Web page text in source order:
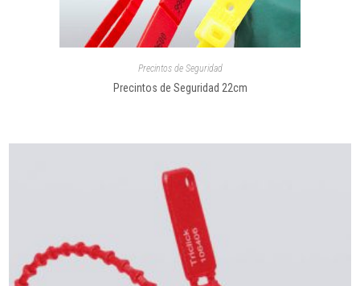
Precintos de Seguridad
Precintos de Seguridad 22cm